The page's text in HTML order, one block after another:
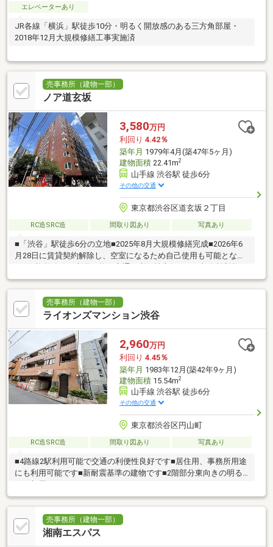
エレベーターあり
JR各線「横浜」駅徒歩10分・明るく開放感のある三方角部屋・
2018年12月大規模修繕工事実施済
売事務所（建物一部）
ノア道玄坂
3,580万円
利回り 4.42％
築年月 1979年4月(築47年5ヶ月)
建物面積22.41m2
山手線 渋谷駅 徒歩6分
その他の交通
東京都渋谷区道玄坂２丁目
RC造SRC造 間取り図あり 写真あり
■「渋谷」駅徒歩6分の立地■2025年8月大規模修繕完成■2026年6
月28日に賃貸契約解除し、空室になるため自己使用も可能となり
ます■複数路線が利用可能で交通の利便性良好です■事務所利用可
能
売事務所（建物一部）
ライオンズマンション渋谷
2,960万円
利回り 4.45％
築年月 1983年12月(築42年9ヶ月)
建物面積15.54m2
山手線 渋谷駅 徒歩6分
その他の交通
東京都渋谷区円山町
RC造SRC造 間取り図あり 写真あり
■4路線2駅利用可能で交通の利便性良好です■居住用、事務所用途
にも利用可能です■新耐震基準の建物です■2階部分東向きの明る
売事務所（建物一部）
湘南エスパス